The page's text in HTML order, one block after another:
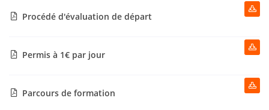
 Procédé d'évaluation de départ

 Permis à 1€ par jour

 Parcours de formation
